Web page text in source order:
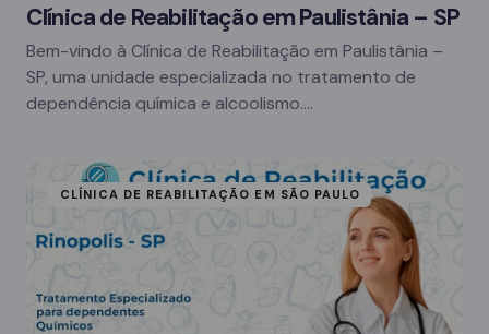
Clínica de Reabilitação em Paulistânia – SP
Bem-vindo à Clínica de Reabilitação em Paulistânia –
SP, uma unidade especializada no tratamento de
dependência química e alcoolismo.…
CLÍNICA DE REABILITAÇÃO EM SÃO PAULO